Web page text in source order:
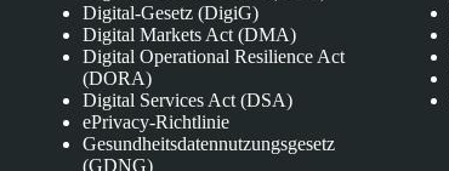
Digital-Gesetz (DigiG)
Digital Markets Act (DMA)
Digital Operational Resilience Act
(DORA)
Digital Services Act (DSA)
ePrivacy-Richtlinie
Gesundheitsdatennutzungsgesetz
(GDNG)